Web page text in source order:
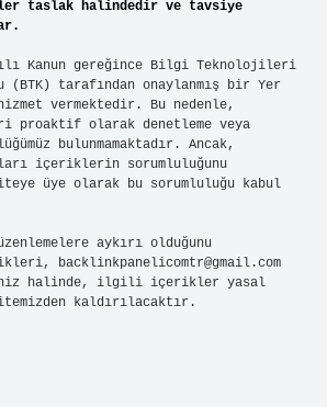
taslak halindedir ve tavsiye
Kanun gereğince Bilgi Teknolojileri
(BTK) tarafından onaylanmış bir Yer
vermektedir. Bu nedenle,
olarak denetleme veya
bulunmamaktadır. Ancak,
içeriklerin sorumluluğunu
üye olarak bu sorumluluğu kabul
aykırı olduğunu
backlinkpanelicomtr@gmail.com
halinde, ilgili içerikler yasal
kaldırılacaktır.